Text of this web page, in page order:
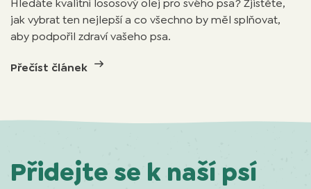
Hledáte kvalitní lososový olej pro svého psa? Zjistěte,
jak vybrat ten nejlepší a co všechno by měl splňovat,
aby podpořil zdraví vašeho psa.
Přečíst článek
Přidejte se k naší psí